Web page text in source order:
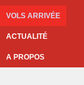
VOLS ARRIVÉE
ACTUALITÉ
A PROPOS